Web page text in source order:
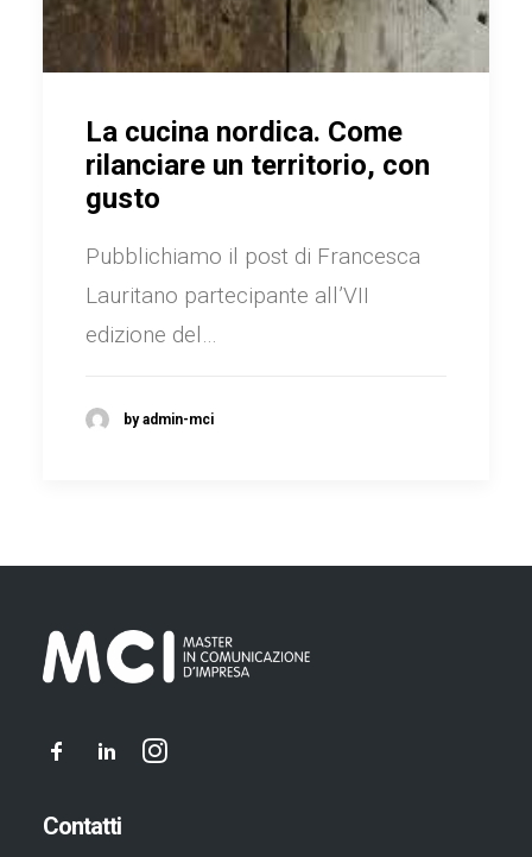
La cucina nordica. Come
rilanciare un territorio, con
gusto
Pubblichiamo il post di Francesca
Lauritano partecipante all’VII
edizione del…
by admin-mci
Contatti